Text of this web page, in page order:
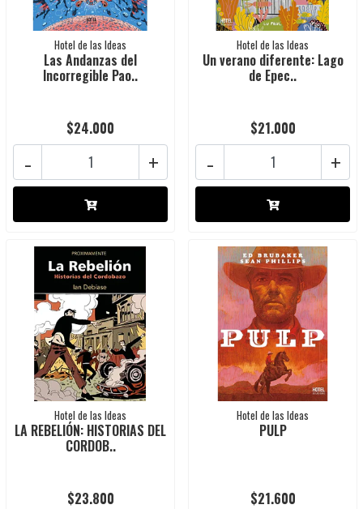
Hotel de las Ideas
Las Andanzas del
Incorregible Pao..
$24.000
+
-
Hotel de las Ideas
Un verano diferente: Lago
de Epec..
$21.000
+
-
Hotel de las Ideas
LA REBELIÓN: HISTORIAS DEL
CORDOB..
$23.800
Hotel de las Ideas
PULP
$21.600